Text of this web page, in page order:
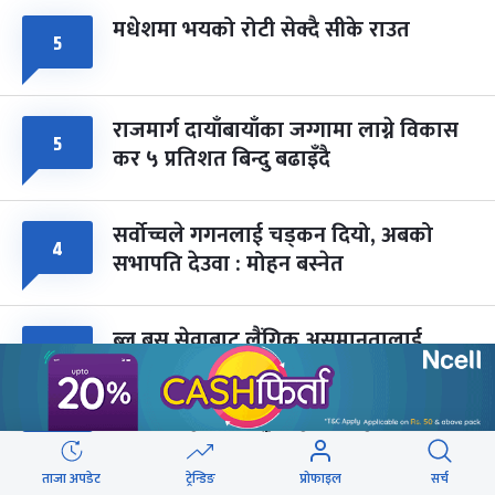
५ मधेशमा भयको रोटी सेक्दै सीके राउत
५ राजमार्ग दायाँबायाँका जग्गामा लाग्ने विकास
कर ५ प्रतिशत बिन्दु बढाइँदै
४ सर्वोच्चले गगनलाई चड्कन दियो, अबको
सभापति देउवा : मोहन बस्नेत
४ ब्लु बस सेवाबाट लैंगिक असमानतालाई
प्रोत्साहन नगर्ने नीति लिएका हौं : मन्त्री बादी
४ पद ओगट्ने र लडाइँका बेला भाग्नेलाई
पार्टीबाट धकेलेरै बिदा गर्छु : राजेन्द्र लिङ्देन
ताजा अपडेट ट्रेन्डिङ प्रोफाइल सर्च